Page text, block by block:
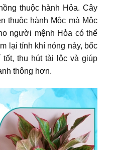
thuộc hành Hỏa. Cây
thuộc hành Mộc mà Mộc
người mệnh Hỏa có thể
lại tính khí nóng nảy, bốc
tốt, thu hút tài lộc và giúp
thông hơn.